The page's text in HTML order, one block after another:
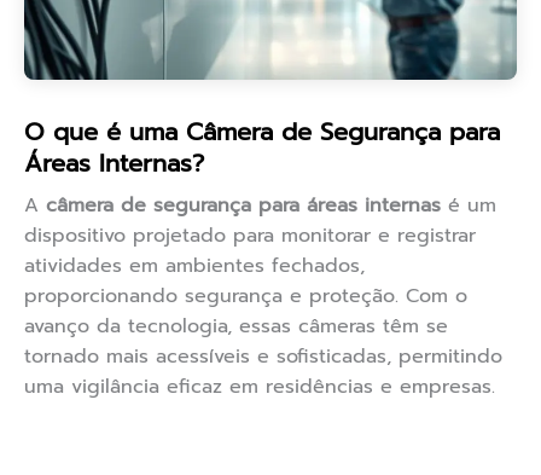
O que é uma Câmera de Segurança para
Áreas Internas?
A câmera de segurança para áreas internas é um
dispositivo projetado para monitorar e registrar
atividades em ambientes fechados,
proporcionando segurança e proteção. Com o
avanço da tecnologia, essas câmeras têm se
tornado mais acessíveis e sofisticadas, permitindo
uma vigilância eficaz em residências e empresas.